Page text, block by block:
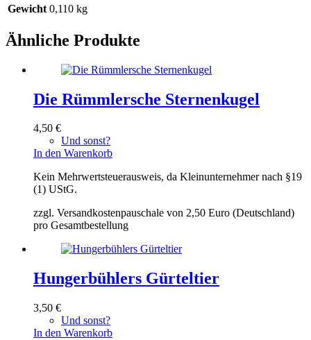
Gewicht 0,110 kg
Ähnliche Produkte
Die Rümmlersche Sternenkugel
4,50 €
Und sonst?
In den Warenkorb
Kein Mehrwertsteuerausweis, da Kleinunternehmer nach §19
(1) UStG.
zzgl. Versandkostenpauschale von 2,50 Euro (Deutschland)
pro Gesamtbestellung
Hungerbühlers Gürteltier
3,50 €
Und sonst?
In den Warenkorb